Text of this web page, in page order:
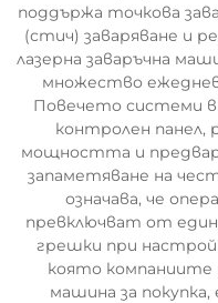
поддържа точкова
(стич) заваряване и
лазерна заваръчна
множество
Повечето системи
контролен панел,
мощността и
запаметяване на
означава, че
превключват от
грешки при
която компаниите
машина за